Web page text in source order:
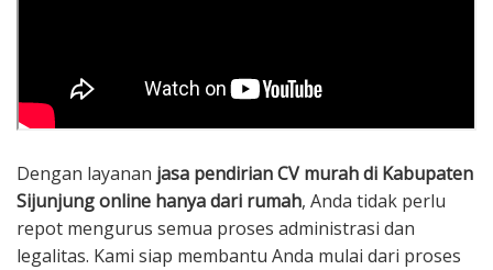
Dengan layanan jasa pendirian CV murah di Kabupaten
Sijunjung online hanya dari rumah, Anda tidak perlu
repot mengurus semua proses administrasi dan
legalitas. Kami siap membantu Anda mulai dari proses